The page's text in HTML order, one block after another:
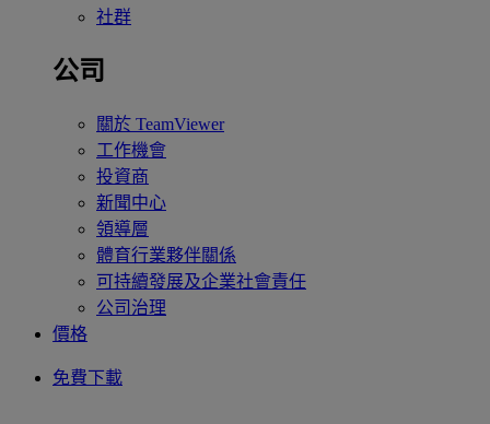
社群
公司
關於 TeamViewer
工作機會
投資商
新聞中心
領導層
體育行業夥伴關係
可持續發展及企業社會責任
公司治理
價格
免費下載